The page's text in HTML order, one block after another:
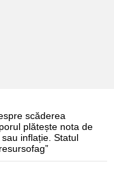
scăderea
plătește nota de
inflație. Statul